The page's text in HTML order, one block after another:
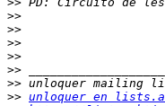
>>
>>
>>
>>
>>
>>
>> unloquer en